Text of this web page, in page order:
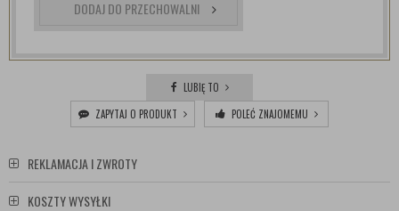
DODAJ DO PRZECHOWALNI
LUBIĘ TO
ZAPYTAJ O PRODUKT
POLEĆ ZNAJOMEMU
REKLAMACJA I ZWROTY
KOSZTY WYSYŁKI